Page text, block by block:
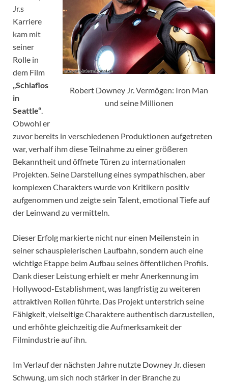
Robert Downey Jr. Vermögen: Iron Man
und seine Millionen
Jr.s
Karriere
kam mit
seiner
Rolle in
dem Film
„Schlaflos
in
Seattle“.
Obwohl er
zuvor bereits in verschiedenen Produktionen aufgetreten
war, verhalf ihm diese Teilnahme zu einer größeren
Bekanntheit und öffnete Türen zu internationalen
Projekten. Seine Darstellung eines sympathischen, aber
komplexen Charakters wurde von Kritikern positiv
aufgenommen und zeigte sein Talent, emotional Tiefe auf
der Leinwand zu vermitteln.
Dieser Erfolg markierte nicht nur einen Meilenstein in
seiner schauspielerischen Laufbahn, sondern auch eine
wichtige Etappe beim Aufbau seines öffentlichen Profils.
Dank dieser Leistung erhielt er mehr Anerkennung im
Hollywood-Establishment, was langfristig zu weiteren
attraktiven Rollen führte. Das Projekt unterstrich seine
Fähigkeit, vielseitige Charaktere authentisch darzustellen,
und erhöhte gleichzeitig die Aufmerksamkeit der
Filmindustrie auf ihn.
Im Verlauf der nächsten Jahre nutzte Downey Jr. diesen
Schwung, um sich noch stärker in der Branche zu